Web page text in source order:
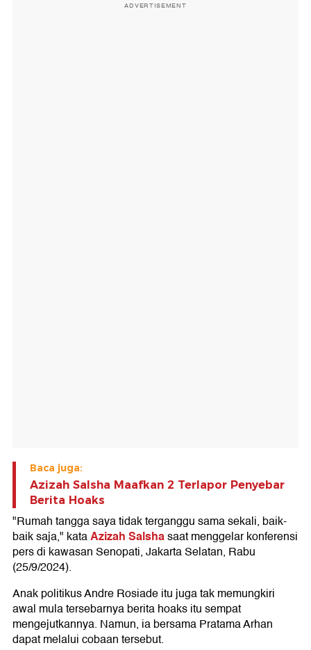
ADVERTISEMENT
Baca juga:
Azizah Salsha Maafkan 2 Terlapor Penyebar
Berita Hoaks
"Rumah tangga saya tidak terganggu sama sekali, baik-
baik saja," kataAzizah Salshasaat menggelar konferensi
pers di kawasan Senopati, Jakarta Selatan, Rabu
(25/9/2024).
Anak politikus Andre Rosiade itu juga tak memungkiri
awal mula tersebarnya berita hoaks itu sempat
mengejutkannya. Namun, ia bersama Pratama Arhan
dapat melalui cobaan tersebut.